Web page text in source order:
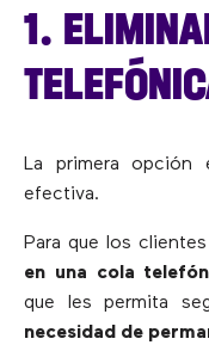
1.
La primera
efectiva.
Para que los clientes
en una cola
que les permita
necesidad de